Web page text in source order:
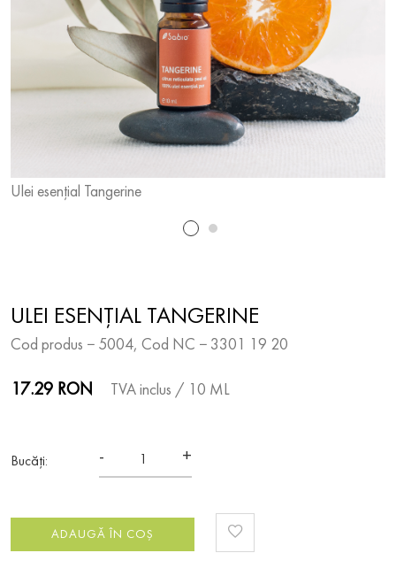
Ulei esențial Tangerine
ULEI ESENȚIAL TANGERINE
Cod produs − 5004, Cod NC − 3301 19 20
17.29 RON TVA inclus / 10 ML
Bucăți: - +
ADAUGĂ ÎN COȘ